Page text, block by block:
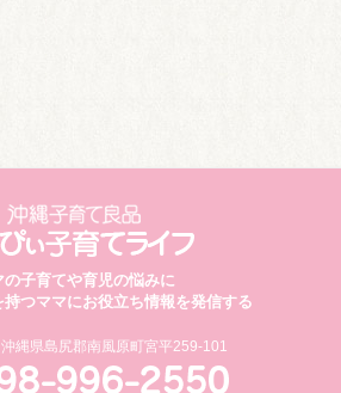
の子育てや育児の悩みに
つママにお役立ち情報を発信する
縄県島尻郡南風原町宮平259-101